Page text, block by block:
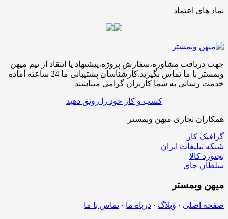
نماد های اعتماد
جهت دریافت مشاوره،سفارش پروژه،پیشنهاد یا انتقاد از تیم میهن
وبمستر با ما تماس بگیرید.کارشناسان پشتیبانی ما 24 ساعته آماده
خدمت رسانی به شما کاربران گرامی میباشند
کسب و کار خود را رونق دهید
همکاران تجاری میهن وبمستر
گرافیک کار
شبکه تبلیغات ایران
بجنورد کالا
سلطان چای
میهن وبمستر
صفحه اصلی · وبلاگ · درباه ما · تماس با ما